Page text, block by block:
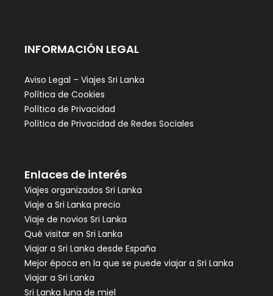
INFORMACIÓN LEGAL
Aviso Legal – Viajes Sri Lanka
Política de Cookies
Política de Privacidad
Política de Privacidad de Redes Sociales
Enlaces de interés
Viajes organizados Sri Lanka
Viaje a Sri Lanka precio
Viaje de novios Sri Lanka
Qué visitar en Sri Lanka
Viajar a Sri Lanka desde España
Mejor época en la que se puede viajar a Sri Lanka
Viajar a Sri Lanka
Sri Lanka luna de miel